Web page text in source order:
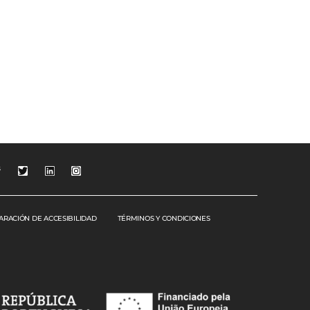
DE ACCESIBILIDAD TÉRMINOS Y CONDICIONES